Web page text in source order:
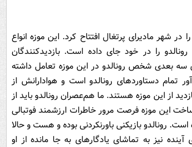
رونالدو موزه سی‌آر‌7 را در شهر مادیرای پرتغال افتتاح کرد. این موزه انواع
رونالدو را در خود جای داده است. بازدیدکنندگان
سه بعدی شخص رونالدو در این موزه تعامل داشته
تمام دستاوردهای رونالدو است و هوادارانش از
از این موزه هستند. ما هم‌عصران رونالدو باید از
این موزه فرصت مرور خاطرات ارزشمند فوتبالی
است. رونالدو بازیکنی باورنکردنی بوده و هست و حالا
نیز به تماشای یادگارهای به جا مانده از او